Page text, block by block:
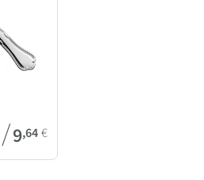
/9,64€